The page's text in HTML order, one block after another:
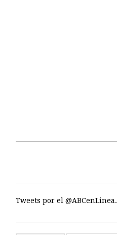
Tweets por el @ABCenLinea.